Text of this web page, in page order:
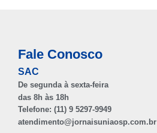
Fale Conosco
SAC
De segunda à sexta-feira
das 8h às 18h
Telefone: (11) 9 5297-9949
atendimento@jornaisuniaosp.com.br